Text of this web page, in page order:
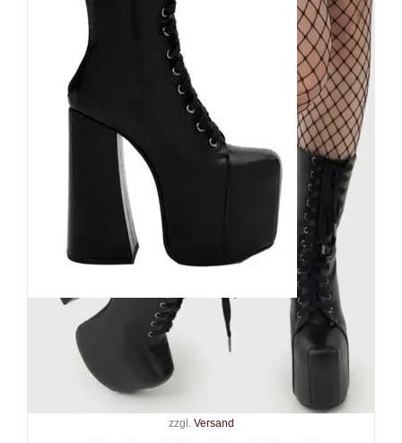
Killstar Stiefel Romantic
Cottage
zzgl. Versand